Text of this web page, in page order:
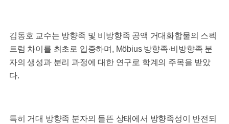
김동호 교수는 방향족 및 비방향족 공액 거대화합물의 스펙
트럼 차이를 최초로 입증하며, Möbius 방향족·비방향족 분
자의 생성과 분리 과정에 대한 연구로 학계의 주목을 받았
다.
특히 거대 방향족 분자의 들뜬 상태에서 방향족성이 반전되